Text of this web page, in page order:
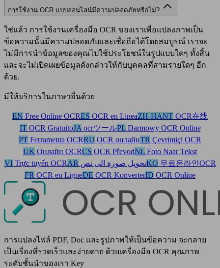
การใช้งาน OCR แบบออนไลน์มีความปลอดภัยหรือไม่?
ใช่แล้ว การใช้งานเครื่องมือ OCR ของเราเพื่อแปลงภาพเป็น
ข้อความนั้นมีความปลอดภัยและเชื่อถือได้โดยสมบูรณ์ เราจะ
ไม่มีการนำข้อมูลของคุณไปใช้ประโยชน์ในรูปแบบใดๆ ทั้งสิ้น
และจะไม่เปิดเผยข้อมูลดังกล่าวให้กับบุคคลที่สามรายใดๆ อีก
ด้วย.
มีให้บริการในภาษาอื่นด้วย
EN Free Online OCRES OCR en LineaZH-HANT OCR在线
ITOCR GratuitoJA ocrツールPLDarmowy OCR Online
PT Ferramenta OCRRU OCR онлайнTR Çevrimiçi OCR
UK Онлайн OCRCS OCR PřevodNL Foto Naar Tekst
VITrực tuyến OCRAR تحويل صورة الى نصKO 무료온라인OCR
FR OCR en LigneDE OCR KonverterID OCR Online
การแปลงไฟล์ PDF, Doc และรูปภาพให้เป็นข้อความ จะกลาย
เป็นเรื่องที่รวดเร็วและง่ายดาย ด้วยเครื่องมือ OCR คุณภาพ
ระดับชั้นนำของเรา Key